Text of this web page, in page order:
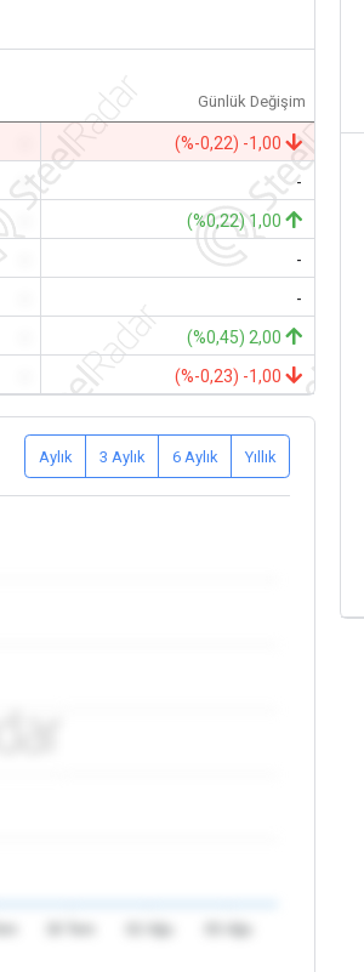
Günlük Değişim
(%-0,22) -1,00
-
-
(%0,22) 1,00
-
-
(%0,45) 2,00
(%-0,23) -1,00
Aylık 3 Aylık 6 Aylık Yıllık